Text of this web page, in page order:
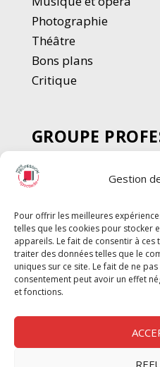
Gestion
Pour offrir les meilleures
telles que les cookies pour stocker
appareils. Le fait de consentir à
traiter des données telles que le
uniques sur ce site. Le fait de ne
consentement peut avoir un effet
et fonctions.
Photographie
Théâtre
Bons plans
Critique
GROUPE
SPECTACLE
Chèque Intermittents
Chèque Compta
Chèque Emploi
G-Pods
Profession Audio-